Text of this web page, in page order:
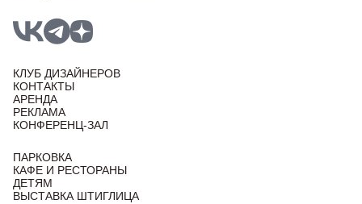
КЛУБ ДИЗАЙНЕРОВ
КОНТАКТЫ
АРЕНДА
РЕКЛАМА
КОНФЕРЕНЦ-ЗАЛ
ПАРКОВКА
КАФЕ И РЕСТОРАНЫ
ДЕТЯМ
ВЫСТАВКА ШТИГЛИЦА